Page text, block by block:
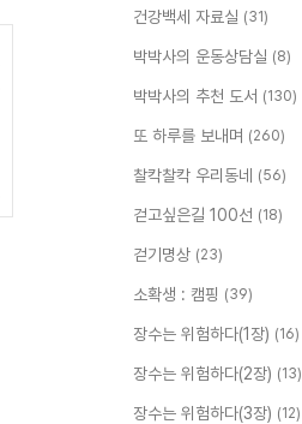
건강백세 자료실 (31)
박박사의 운동상담실 (8)
박박사의 추천 도서 (130)
또 하루를 보내며 (260)
찰칵찰칵 우리동네 (56)
걷고싶은길 100선 (18)
걷기명상 (23)
소확생 : 캠핑 (39)
장수는 위험하다(1장) (16)
장수는 위험하다(2장) (13)
장수는 위험하다(3장) (12)